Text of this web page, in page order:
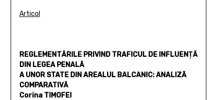
Articol
REGLEMENTĂRILE PRIVIND TRAFICUL DE INFLUENŢĂ
DIN LEGEA PENALĂ
A UNOR STATE DIN AREALUL BALCANIC: ANALIZĂ
COMPARATIVĂ
Corina TIMOFEI